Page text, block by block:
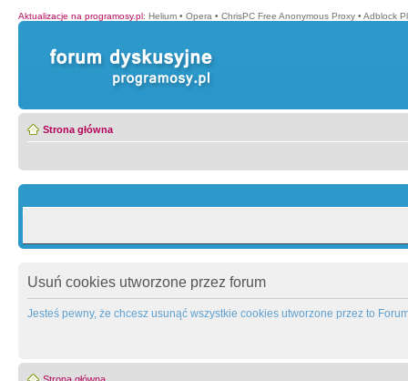
Aktualizacje na programosy.pl: Helium • Opera • ChrisPC Free Anonymous Proxy • Adblock
Strona główna
Usuń cookies utworzone przez forum
Jesteś pewny, że chcesz usunąć wszystkie cookies utworzone przez to